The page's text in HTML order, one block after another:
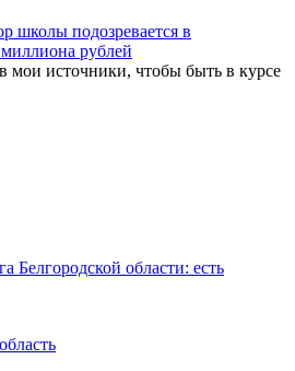
школы подозревается в
рублей
в мои источники, чтобы быть в курсе
Белгородской области: есть